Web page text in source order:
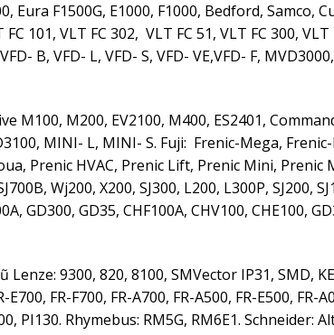
Eura F1500G, E1000, F1000, Bedford,
101, VLT FC 302, VLT FC 51, VLT FC 300,
B, VFD- L, VFD- S, VFD- VE,VFD- F,
M200, EV2100, M400, ES2401,
MINI- L, MINI- S. Fuji: Frenic-Mega,
Prenic HVAC, Prenic Lift, Prenic Mini, Prenic
Wj200, X200, SJ300, L200, L300P,
GD300, GD35, CHF100A, CHV100, CHE100,
9300, 820, 8100, SMVector IP31, SMD,
FR-F700, FR-A700, FR-A500, FR-E500, FR-
PI130. Rhymebus: RM5G, RM6E1.